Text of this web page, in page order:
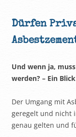
Dürfen
Und wenn ja,
werden? – Ein
Der Umgang mit
geregelt und nicht
genau gelten und